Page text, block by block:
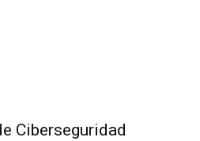
Ciberseguridad